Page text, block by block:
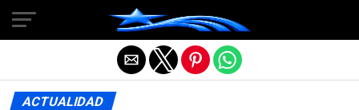
ACTUALIDAD
Salir de la versión móvil